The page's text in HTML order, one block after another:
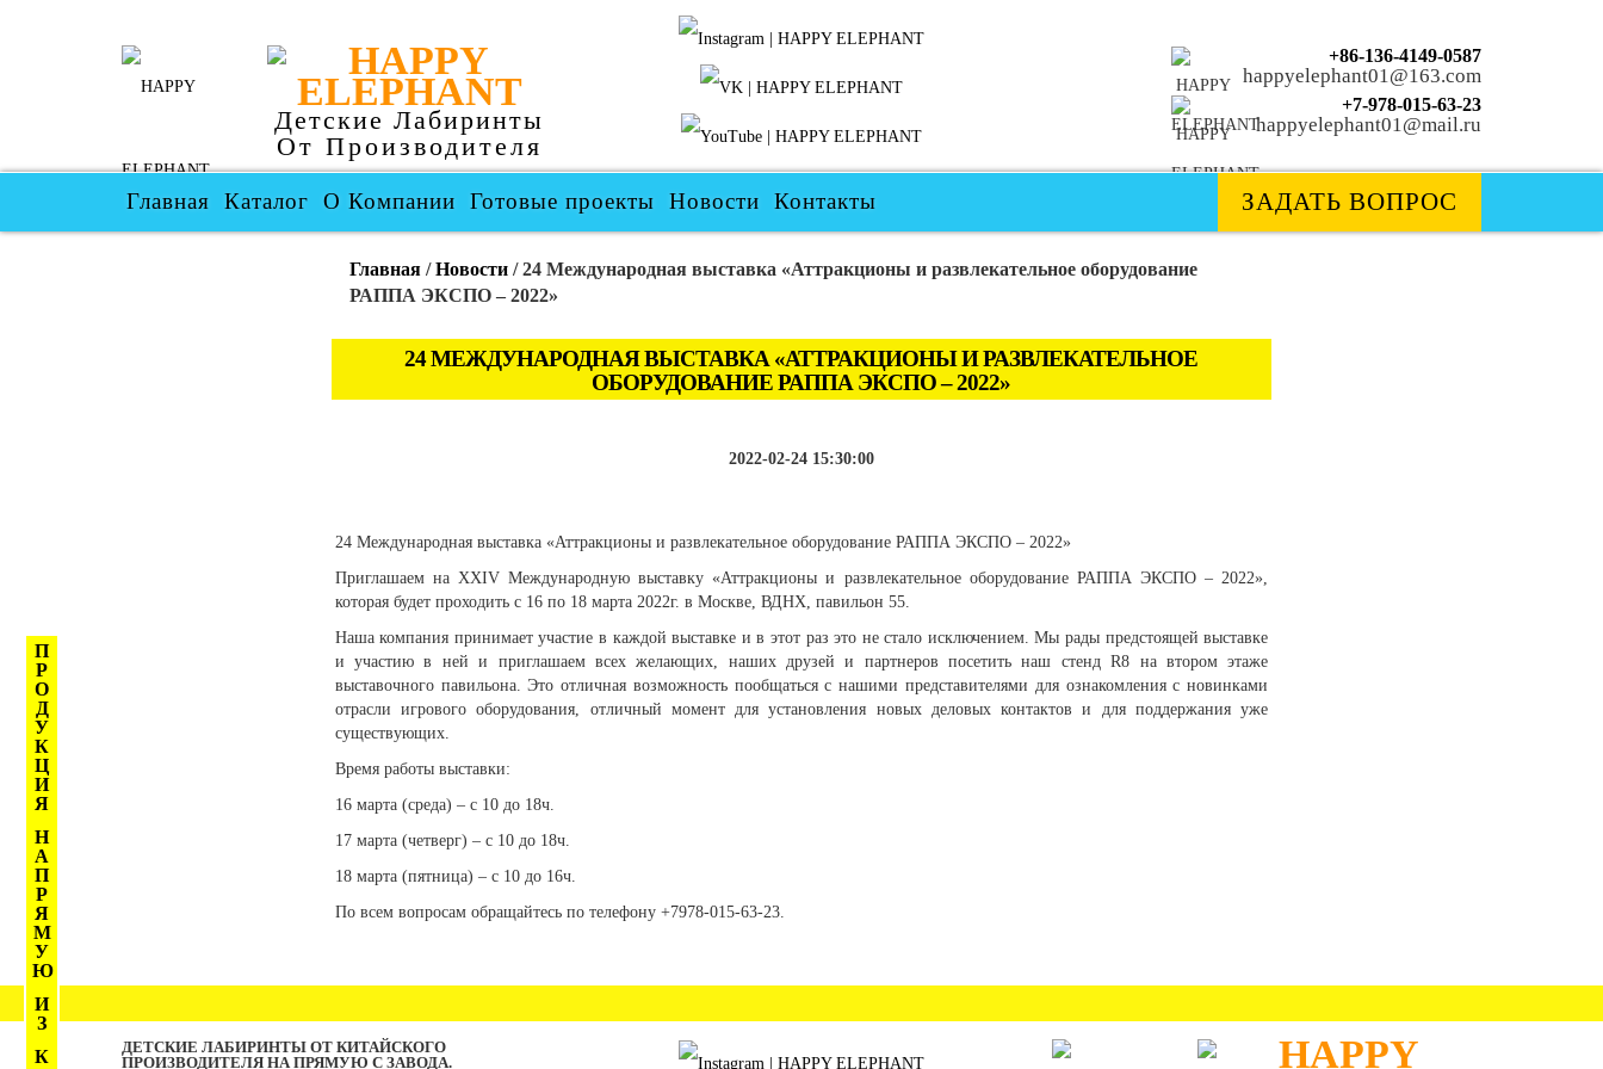
П
Р
О
Д
У
К
Ц
И
Я
Н
А
П
Р
Я
М
У
Ю
И
З
К
Детские Лабиринты
От Производителя
+86-136-4149-0587
happyelephant01@163.com
+7-978-015-63-23
happyelephant01@mail.ru
Главная Каталог О Компании Готовые проекты Новости Контакты ЗАДАТЬ ВОПРОС
Главная /Новости / 24 Международная выставка «Аттракционы и развлекательное оборудование
РАППА ЭКСПО – 2022»
24 МЕЖДУНАРОДНАЯ ВЫСТАВКА «АТТРАКЦИОНЫ И РАЗВЛЕКАТЕЛЬНОЕ
ОБОРУДОВАНИЕ РАППА ЭКСПО – 2022»
2022-02-24 15:30:00
24 Международная выставка «Аттракционы и развлекательное оборудование РАППА ЭКСПО – 2022»
Приглашаем на XXIV Международную выставку «Аттракционы и развлекательное оборудование РАППА ЭКСПО – 2022»,
которая будет проходить с 16 по 18 марта 2022г. в Москве, ВДНХ, павильон 55.
Наша компания принимает участие в каждой выставке и в этот раз это не стало исключением. Мы рады предстоящей выставке
и участию в ней и приглашаем всех желающих, наших друзей и партнеров посетить наш стенд R8 на втором этаже
выставочного павильона. Это отличная возможность пообщаться с нашими представителями для ознакомления с новинками
отрасли игрового оборудования, отличный момент для установления новых деловых контактов и для поддержания уже
существующих.
Время работы выставки:
16 марта (среда) – с 10 до 18ч.
17 марта (четверг) – с 10 до 18ч.
18 марта (пятница) – с 10 до 16ч.
По всем вопросам обращайтесь по телефону +7978-015-63-23.
ДЕТСКИЕ ЛАБИРИНТЫ ОТ КИТАЙСКОГО
ПРОИЗВОДИТЕЛЯ НА ПРЯМУЮ С ЗАВОДА.